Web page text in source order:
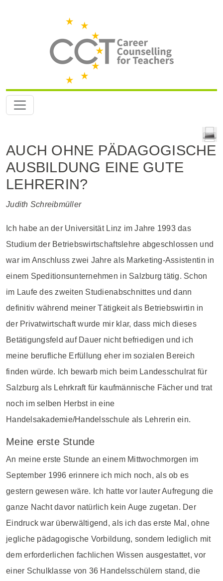
AUCH OHNE PÄDAGOGISCHE
AUSBILDUNG EINE GUTE
LEHRERIN?
Judith Schreibmüller
Ich habe an der Universität Linz im Jahre 1993 das
Studium der Betriebswirtschaftslehre abgeschlossen und
war im Anschluss zwei Jahre als Marketing-Assistentin in
einem Speditionsunternehmen in Salzburg tätig. Schon
im Laufe des zweiten Studienabschnittes und dann
definitiv während meiner Tätigkeit als Betriebswirtin in
der Privatwirtschaft wurde mir klar, dass mich dieses
Betätigungsfeld auf Dauer nicht befriedigen und ich
meine berufliche Erfüllung eher im sozialen Bereich
finden würde. Ich bewarb mich beim Landesschulrat für
Salzburg als Lehrkraft für kaufmännische Fächer und trat
noch im selben Herbst in eine
Handelsakademie/Handelsschule als Lehrerin ein.
Meine erste Stunde
An meine erste Stunde an einem Mittwochmorgen im
September 1996 erinnere ich mich noch, als ob es
gestern gewesen wäre. Ich hatte vor lauter Aufregung die
ganze Nacht davor natürlich kein Auge zugetan. Der
Eindruck war überwältigend, als ich das erste Mal, ohne
jegliche pädagogische Vorbildung, sondern lediglich mit
dem erforderlichen fachlichen Wissen ausgestattet, vor
einer Schulklasse von 36 Handelsschülern stand, die